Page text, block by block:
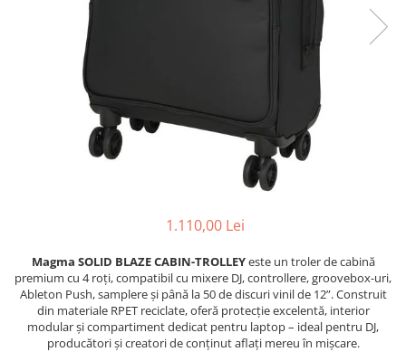
Casti Gaming
Tunere
Blu-ray Player
Platane
Accesorii
Cablu semnal echipat
VOID Acoustics
Pupitre Mobile
Stative laptop
Efecte de lumina cu LED
Lichide Fum Ceata Baloane
Lumini arhitecturale
Lumini arhitecturale de exterior
Proiectoare Teatru si Scena
1.110,00 Lei
Magma SOLID BLAZE CABIN-TROLLEYeste un troler de cabină
premium cu 4 roți, compatibil cu mixere DJ, controllere, groovebox-uri,
Ableton Push, samplere și până la 50 de discuri vinil de 12”. Construit
din materiale RPET reciclate, oferă protecție excelentă, interior
modular și compartiment dedicat pentru laptop – ideal pentru DJ,
producători și creatori de conținut aflați mereu în mișcare.